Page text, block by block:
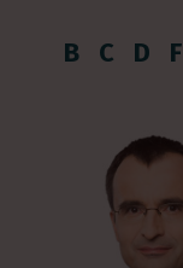
B C D F